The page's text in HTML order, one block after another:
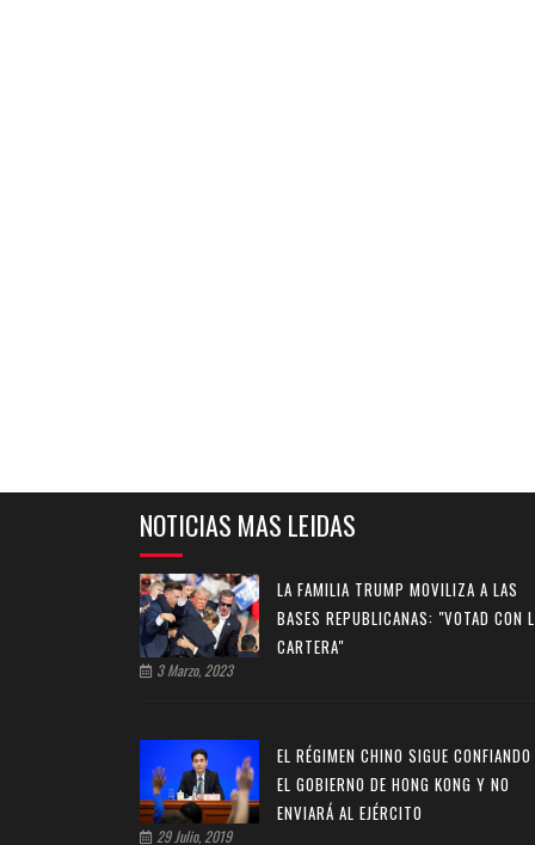
NOTICIAS MAS LEIDAS
LA FAMILIA TRUMP MOVILIZA A LAS
BASES REPUBLICANAS: "VOTAD CON
CARTERA"
3 Marzo, 2023
EL RÉGIMEN CHINO SIGUE
EL GOBIERNO DE HONG KONG Y NO
ENVIARÁ AL EJÉRCITO
29 Julio, 2019